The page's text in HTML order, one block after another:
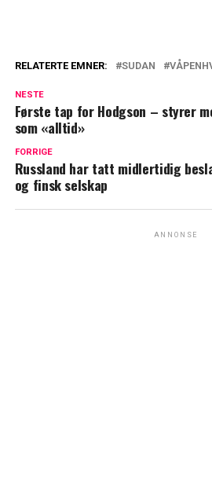
RELATERTE EMNER: SUDAN
NESTE
Første tap for Hodgson – styrer
som «alltid»
FORRIGE
Russland har tatt midlertidig
og finsk selskap
ANNONSE